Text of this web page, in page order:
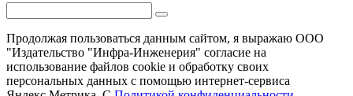
Продолжая пользоваться данным сайтом, я выражаю ООО
"Издательство "Инфра-Инженерия" согласие на
использование файлов cookie и обработку своих
персональных данных с помощью интернет-сервиса